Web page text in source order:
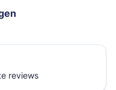
reviews